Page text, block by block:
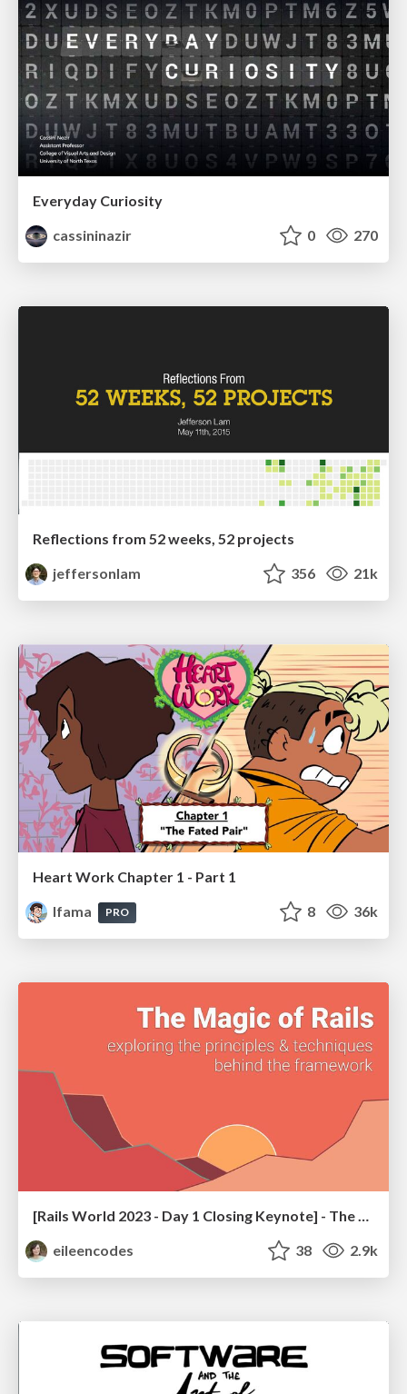
Everyday Curiosity
cassininazir
0 270
Reflections from 52 weeks, 52 projects
jeffersonlam
356 21k
Heart Work Chapter 1 - Part 1
lfama
PRO 8 36k
[Rails World 2023 - Day 1 Closing Keynote] - The Magic of Rails
eileencodes
38 2.9k